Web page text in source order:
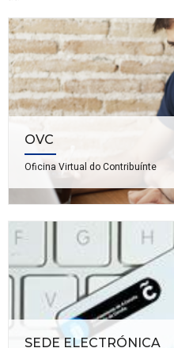
OVC
Oficina Virtual do Contribuínte
SEDE ELECTRÓNICA